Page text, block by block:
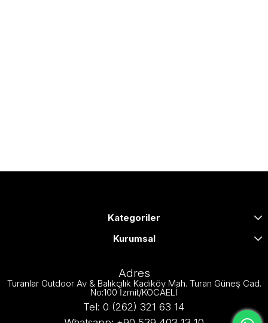
Kategoriler
Kurumsal
Adres
Turanlar Outdoor Av & Balıkçılık Kadıköy Mah. Turan Güneş Cad.
No:100 İzmit/KOCAELİ
Tel: 0 (262) 321 63 14